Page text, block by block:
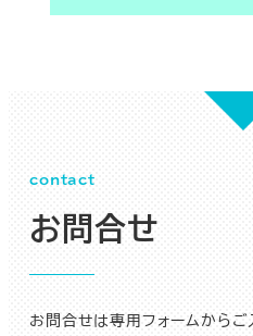
contact
お問合せ
お問合せは専用フォームからご